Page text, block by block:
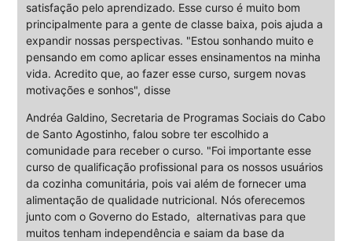
satisfação pelo aprendizado. Esse curso é muito bom
principalmente para a gente de classe baixa, pois ajuda a
expandir nossas perspectivas. "Estou sonhando muito e
pensando em como aplicar esses ensinamentos na minha
vida. Acredito que, ao fazer esse curso, surgem novas
motivações e sonhos", disse
Andréa Galdino, Secretaria de Programas Sociais do Cabo
de Santo Agostinho, falou sobre ter escolhido a
comunidade para receber o curso. "Foi importante esse
curso de qualificação profissional para os nossos usuários
da cozinha comunitária, pois vai além de fornecer uma
alimentação de qualidade nutricional. Nós oferecemos
junto com o Governo do Estado, alternativas para que
muitos tenham independência e saiam da base da